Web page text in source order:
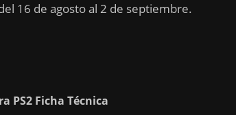
16 de agosto al 2 de septiembre.
PS2 Ficha Técnica